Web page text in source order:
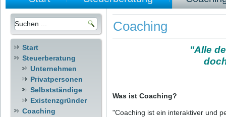
Start
Steuerberatung
Unternehmen
Privatpersonen
Selbstständige
Existenzgründer
Coaching
Coaching
"Alle
Was ist Coaching?
"Coaching ist ein interaktiver und